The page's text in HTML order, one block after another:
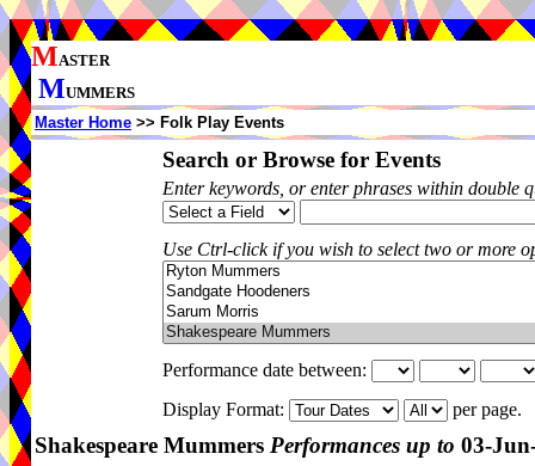
MASTER
MUMMERS
Master Home >> Folk Play Events
Search or Browse for Events
Enter keywords, or enter phrases within double
Use Ctrl-click if you wish to select two or more
Performance date between:
Display Format:
per page.
Shakespeare Mummers Performances up to 03-